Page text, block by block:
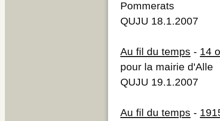
Pommerats
QUJU 18.1.2007
Au fil du temps - 14
pour la mairie d'Alle
QUJU 19.1.2007
Au fil du temps -